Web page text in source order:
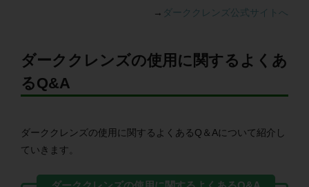
→ ダーククレンズ公式サイトへ
ダーククレンズの使用に関するよくあ
るQ&A
ダーククレンズの使用に関するよくあるQ＆Aについて紹介し
ていきます。